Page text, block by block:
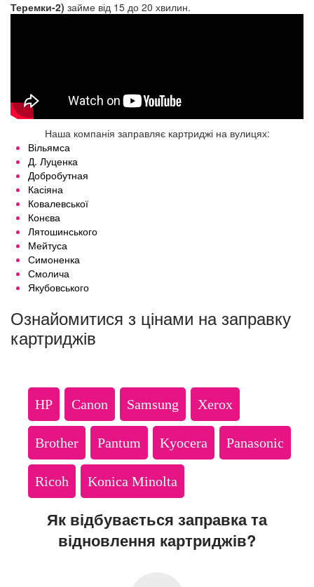
Заправка картриджів Чайка
Теремки-2) займе від 15 до 20 хвилин.
Наша компанія заправляє картриджі на вулицях:
Вільямса
Д. Луценка
Добробутная
Касіяна
Ковалевської
Конєва
Лятошинського
Мейтуса
Симоненка
Смолича
Якубовського
Ознайомитися з цінами на заправку
картриджів
HP Canon Samsung Xerox
Brother Pantum Kyocera Panasonic
Ricoh Konica Minolta
Як відбувається заправка та
відновлення картриджів?